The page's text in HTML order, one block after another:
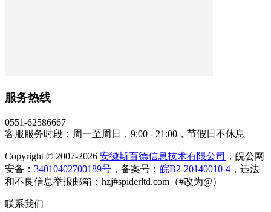
服务热线
0551-62586667
客服服务时段：周一至周日，9:00 - 21:00，节假日不休息
Copyright © 2007-2026 安徽斯百德信息技术有限公司
，皖公网
安备： 34010402700189号 ，备案号： 皖B2-20140010-4 ，违法
和不良信息举报邮箱：hzj#spiderltd.com（#改为@）
联系我们